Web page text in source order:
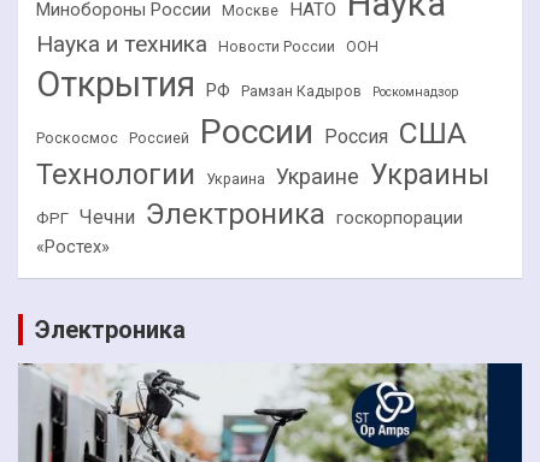
Минобороны России Москве НАТО
Наука и техника Новости России ООН
Открытия РФ Рамзан Кадыров Роскомнадзор
Роскосмос Россией России Россия США
Технологии Украина Украине Украины
ФРГ Чечни Электроника госкорпорации
«Ростех»
Электроника